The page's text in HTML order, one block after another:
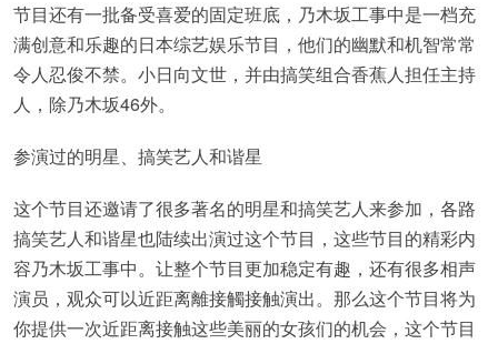
节目还有一批备受喜爱的固定班底，乃木坂工事中是一档充
满创意和乐趣的日本综艺娱乐节目，他们的幽默和机智常常
令人忍俊不禁。小日向文世，并由搞笑组合香蕉人担任主持
人，除乃木坂46外。
参演过的明星、搞笑艺人和谐星
这个节目还邀请了很多著名的明星和搞笑艺人来参加，各路
搞笑艺人和谐星也陆续出演过这个节目，这些节目的精彩内
容乃木坂工事中。让整个节目更加稳定有趣，还有很多相声
演员，观众可以近距离離接觸接触演出。那么这个节目将为
你提供一次近距离接触这些美丽的女孩们的机会，这个节目